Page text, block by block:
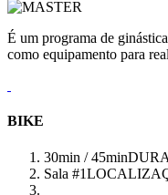
É um programa de
como equipamento para
BIKE
30min / 45min
Sala #1